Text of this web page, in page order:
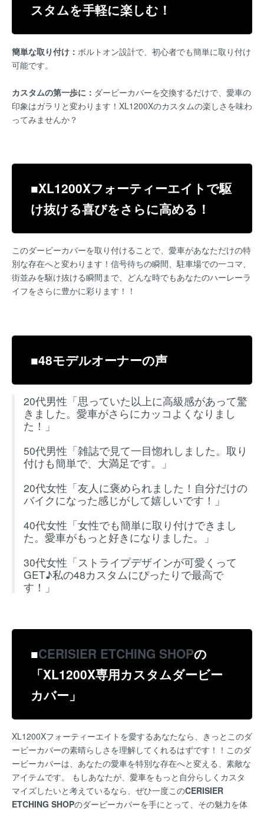
スタムを手軽に楽しむ！
簡単な取り付け： ボルトオン設計で、初心者でも簡単に取り付け
可能です。
カスタムの第一歩に： ダービーカバーを交換するだけで、愛車の
印象はガラリと変わります！XL1200Xのカスタムの楽しさを味わ
ってみませんか？
■XL1200Xフォーティーエイトで駆
け抜ける喜びをさらに高める！
このダービーカバーを取り付けることで、愛車があなただけの特
別な存在へと変わります！信号待ちの瞬間、駐車場での一コマ、
街並みを駆け抜ける瞬間まで、どんな時でもあなたのハーレーラ
イフをさらに豊かに彩ります！！
■48モデルオーナーの声
20代男性「思っていた以上に高級感があって驚
きました。愛車がさらにカッコよくなりまし
た！」
50代男性「雑誌で見て一目惚れしました。取り
付けも簡単で、大満足です。」
20代女性「友人に褒められました！自分だけの
バイクになった感じがして嬉しいです！」
40代女性「女性でも簡単に取り付けできまし
た。愛車がもっと好きになりました。」
30代女性「ストライプデザインが可愛くって
GET♪私の48カスタムにぴったりで最高で
す！」
■CERISIER ETCHING SHOPの
「XL1200X専用カスタムダービー
カバー」
XL1200Xフォーティーエイトを愛するあなたなら、きっとこのダ
ービーカバーの素晴らしさを理解してくれるはずです！！このダ
ービーカバーは、あなたの愛車を特別な存在へと変える、素敵な
アイテムです。 もしあなたが、愛車をもっと自分らしくカスタ
マイズしたいと考えているなら、ぜひ一度このCERISIER
ETCHING SHOPのダービーカバーを手にとって、その魅力を体